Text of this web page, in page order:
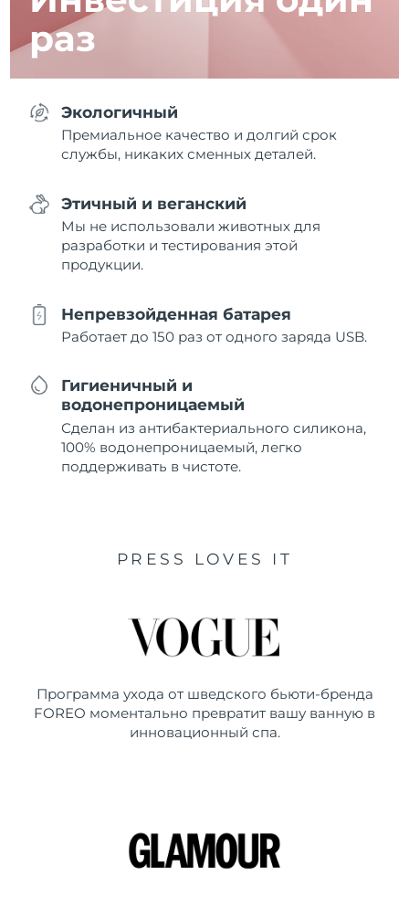
раз
Экологичный
Премиальное качество и долгий срок
службы, никаких сменных деталей.
Этичный и веганский
Мы не использовали животных для
разработки и тестирования этой
продукции.
Непревзойденная батарея
Работает до 150 раз от одного заряда USB.
Гигиеничный и
водонепроницаемый
Сделан из антибактериального силикона,
100% водонепроницаемый, легко
поддерживать в чистоте.
PRESS LOVES IT
Программа ухода от шведского бьюти-бренда
FOREO моментально превратит вашу ванную в
инновационный спа.